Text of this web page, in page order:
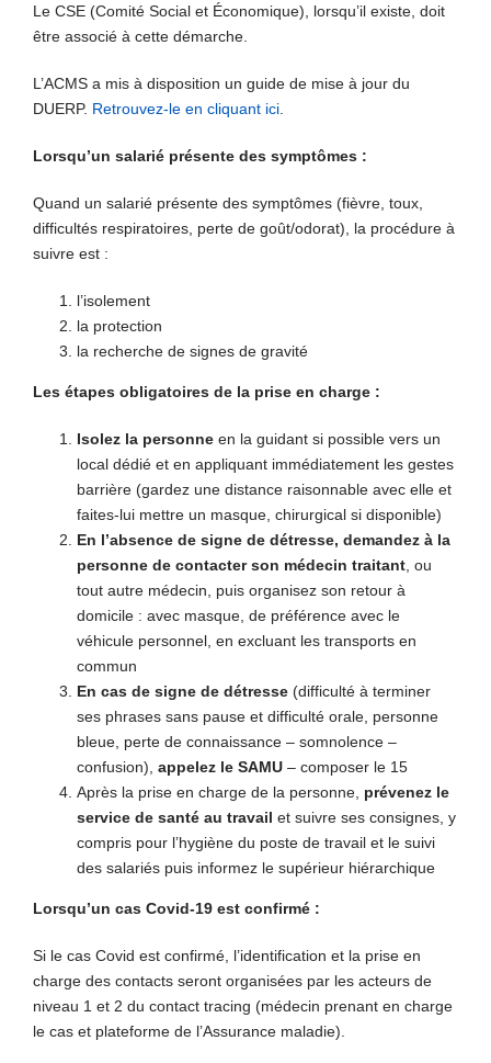
Le CSE (Comité Social et Économique), lorsqu’il existe, doit
être associé à cette démarche.
L’ACMS a mis à disposition un guide de mise à jour du
DUERP. Retrouvez-le en cliquant ici
Lorsqu’un salarié présente des symptômes :
Quand un salarié présente des symptômes (fièvre, toux,
difficultés respiratoires, perte de goût/odorat), la procédure à
suivre est :
l’isolement
la protection
la recherche de signes de gravité
Les étapes obligatoires de la prise en charge :
Isolez la personne en la guidant si possible vers un
local dédié et en appliquant immédiatement les gestes
barrière (gardez une distance raisonnable avec elle et
faites-lui mettre un masque, chirurgical si disponible)
En l’absence de signe de détresse, demandez à la
personne de contacter son médecin traitant , ou
tout autre médecin, puis organisez son retour à
domicile : avec masque, de préférence avec le
véhicule personnel, en excluant les transports en
commun
En cas de signe de détresse (difficulté à terminer
ses phrases sans pause et difficulté orale, personne
bleue, perte de connaissance – somnolence –
confusion), appelez le SAMU – composer le 15
Après la prise en charge de la personne, prévenez le
service de santé au travail et suivre ses consignes, y
compris pour l’hygiène du poste de travail et le suivi
des salariés puis informez le supérieur hiérarchique
Lorsqu’un cas Covid-19 est confirmé :
Si le cas Covid est confirmé, l’identification et la prise en
charge des contacts seront organisées par les acteurs de
niveau 1 et 2 du contact tracing (médecin prenant en charge
le cas et plateforme de l’Assurance maladie).